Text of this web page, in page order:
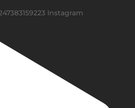
Instagram